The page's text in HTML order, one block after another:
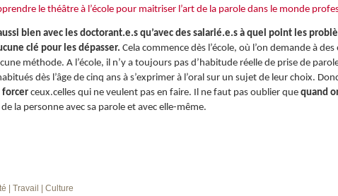
le théâtre à l’école pour maitriser l’art de la parole dans le monde
bien avec les doctorant.e.s qu’avec des salarié.e.s à quel point les
clé pour les dépasser.Cela commence dès l’école, où l’on demande à
méthode. A l’école, il n’y a toujours pas d’habitude réelle de prise de
dès l’âge de cinq ans à s’exprimer à l’oral sur un sujet de leur choix.
forcerceux.celles qui ne veulent pas en faire. Il ne faut pas oublier quequand
la personne avec sa parole et avec elle-même.
| Travail | Culture